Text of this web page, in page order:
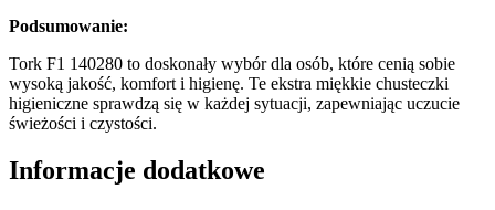
Podsumowanie:
Tork F1 140280 to doskonały wybór dla osób, które cenią sobie
wysoką jakość, komfort i higienę. Te ekstra miękkie chusteczki
higieniczne sprawdzą się w każdej sytuacji, zapewniając uczucie
świeżości i czystości.
Informacje dodatkowe